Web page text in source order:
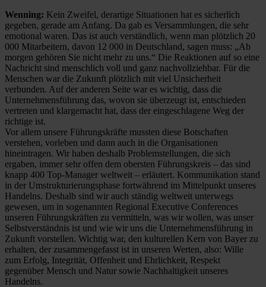
Wenning: Kein Zweifel, derartige Situationen hat es sicherlich
gegeben, gerade am Anfang. Da gab es Versammlungen, die sehr
emotional waren. Das ist auch verständlich, wenn man plötzlich 20
000 Mitarbeitern, davon 12 000 in Deutschland, sagen muss: „Ab
morgen gehören Sie nicht mehr zu uns.“ Die Reaktionen auf so eine
Nachricht sind menschlich voll und ganz nachvollziehbar. Für die
Menschen war die Zukunft plötzlich mit viel Unsicherheit
verbunden. Auf der anderen Seite war es wichtig, dass die
Unternehmensführung das, wovon sie überzeugt ist, entschieden
vertreten und klargemacht hat, dass der eingeschlagene Weg der
richtige ist.
Vor allem unsere Führungskräfte mussten diese Botschaften
verstehen, vorleben und dann auch in die Organisationen
hineintragen. Wir haben deshalb Problemstellungen, die sich
ergaben, immer sehr offen dem obersten Führungskreis – das sind
knapp 400 Top-Manager weltweit – erläutert. Kommunikation stand
in der Umstrukturierungsphase fortwährend im Mittelpunkt unseres
Handelns. Deshalb sind wir auch ständig weltweit unterwegs
gewesen, um in sogenannten Regional Executive Conferences
unseren Führungskräften zu vermitteln, was wir wollen, was unser
Selbstverständnis ist und wie wir uns die Unternehmensführung in
Zukunft vorstellen. Wichtig war, den kulturellen Kern von Bayer zu
erhalten, der zusammengefasst ist in unseren Werten, also: Wille
zum Erfolg, Integrität, Offenheit und Ehrlichkeit, Respekt
gegenüber Mensch und Natur sowie Nachhaltigkeit unseres
Handelns.